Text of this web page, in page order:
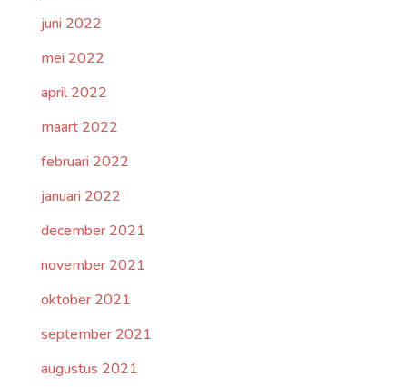
juni 2022
mei 2022
april 2022
maart 2022
februari 2022
januari 2022
december 2021
november 2021
oktober 2021
september 2021
augustus 2021